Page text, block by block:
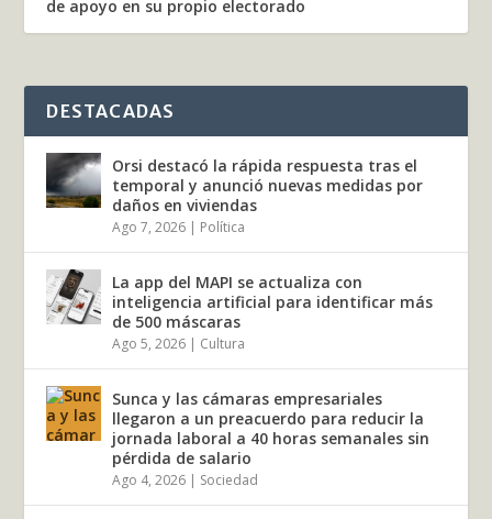
de apoyo en su propio electorado
DESTACADAS
Orsi destacó la rápida respuesta tras el
temporal y anunció nuevas medidas por
daños en viviendas
Ago 7, 2026 Política
La app del MAPI se actualiza con
inteligencia artificial para identificar más
de 500 máscaras
Ago 5, 2026 Cultura
Sunca y las cámaras empresariales
llegaron a un preacuerdo para reducir la
jornada laboral a 40 horas semanales sin
pérdida de salario
Ago 4, 2026 Sociedad